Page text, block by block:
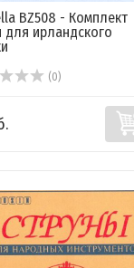
BZ508 - Комплект
для ирландского
(0)